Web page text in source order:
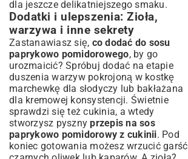
dla jeszcze delikatniejszego smaku.
Dodatki i ulepszenia: Zioła,
warzywa i inne sekrety
Zastanawiasz się, co dodać do sosu
paprykowo pomidorowego, by go
urozmaicić? Spróbuj dodać na etapie
duszenia warzyw pokrojoną w kostkę
marchewkę dla słodyczy lub bakłażana
dla kremowej konsystencji. Świetnie
sprawdzi się też cukinia, a wtedy
stworzysz pysznyprzepis na sos
paprykowo pomidorowy z cukinii. Pod
koniec gotowania możesz wrzucić garść